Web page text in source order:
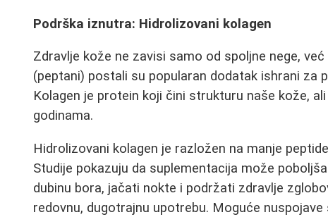
Podrška iznutra: Hidrolizovani kolagen
Zdravlje kože ne zavisi samo od spoljne nege,
(peptani) postali su popularan dodatak ishrani za
Kolagen je protein koji čini strukturu naše kože,
godinama.
Hidrolizovani kolagen je razložen na manje
Studije pokazuju da suplementacija može
dubinu bora, jačati nokte i podržati zdravlje
redovnu, dugotrajnu upotrebu. Moguće